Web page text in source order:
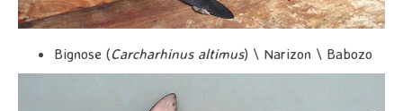
Bignose (Carcharhinus altimus) \ Narizon \ Babozo